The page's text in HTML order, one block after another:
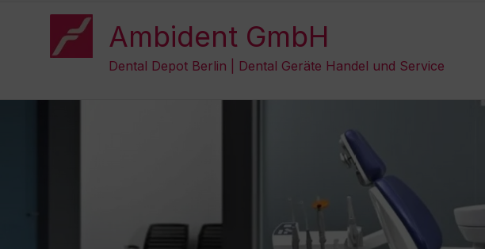
Ambident GmbH
Dental Depot Berlin | Dental Geräte Handel und Service